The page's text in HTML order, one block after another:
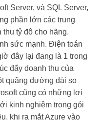
Server, và SQL Server,
phần lớn các trung
tỷ đô cho hãng.
sức mạnh. Điện toán
đây lại đang là 1 trong
đẩy doanh thu của
quãng đường dài so
cũng có những lợi
kinh nghiệm trong gói
khi ra mắt Azure vào